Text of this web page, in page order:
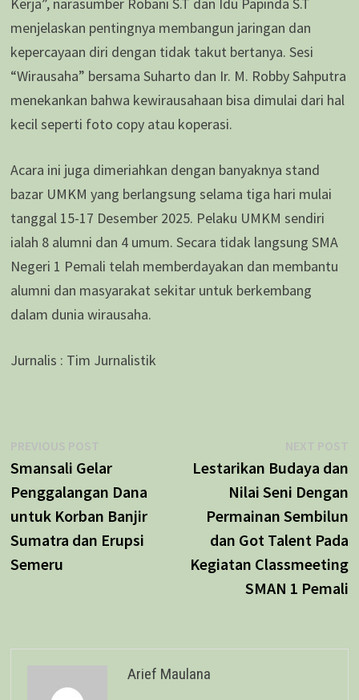
Kerja”, narasumber Robani S.T dan Idu Papinda S.T
menjelaskan pentingnya membangun jaringan dan
kepercayaan diri dengan tidak takut bertanya. Sesi
“Wirausaha” bersama Suharto dan Ir. M. Robby Sahputra
menekankan bahwa kewirausahaan bisa dimulai dari hal
kecil seperti foto copy atau koperasi.
Acara ini juga dimeriahkan dengan banyaknya stand
bazar UMKM yang berlangsung selama tiga hari mulai
tanggal 15-17 Desember 2025. Pelaku UMKM sendiri
ialah 8 alumni dan 4 umum. Secara tidak langsung SMA
Negeri 1 Pemali telah memberdayakan dan membantu
alumni dan masyarakat sekitar untuk berkembang
dalam dunia wirausaha.
Jurnalis : Tim Jurnalistik
Navigasi
pos
PREVIOUS POSTPrevious
post:
Smansali Gelar
Penggalangan Dana
untuk Korban Banjir
Sumatra dan Erupsi
Semeru
NEXT POST
Lestarikan Budaya dan
Nilai Seni Dengan
Permainan Sembilun
dan Got Talent Pada
Kegiatan Classmeeting
SMAN 1 Pemali
Arief Maulana